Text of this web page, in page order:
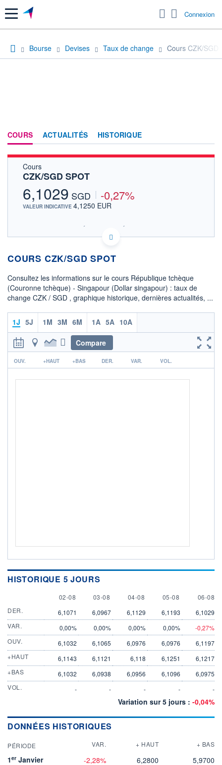
Menu Connexion
Bourse Devises Taux de change Cours CZK/SGD
COURS ACTUALITÉS HISTORIQUE
Cours
CZK/SGD SPOT
6,1029 SGD -0,27%
VALEUR INDICATIVE 4,1250 EUR
SIX - FOREX 2 DONNÉES TEMPS RÉEL
Politique d'exécution
15h29
6,10
OUVERTURE
6,1197
CLÔTURE VEILLE
6,1217 6,0975
COTATION SPÉCIFIQUE
COURS CZK/SGD SPOT
Consultez les informations sur le cours République tchèque
(Couronne tchèque) - Singapour (Dollar singapour) : taux de
change CZK / SGD , graphique historique, dernières actualités, ...
1J 5J 1M 3M 6M 1A 5A 10A
Compare
r
OUV. +HAUT +BAS DER. VAR. VOL.
HISTORIQUE 5 JOURS
2 AUGUST
02-08 3 AUGUST
03-08 4 AUGUST
04-08 5 AUGUST
05-08 6
06-08
DER.
6,1071 6,0967 6,1129 6,1193
6,1029
VAR.
0,00% 0,00% 0,00% 0,00%
-0,27%
OUV.
6,1032 6,1065 6,0976 6,0976
6,1197
+HAUT
6,1143 6,1121 6,118 6,1251
6,1217
+BAS
6,1032 6,0938 6,0956 6,1096
6,0975
VOL.
- - - - -
Variation sur 5 jours : -0,04%
DONNÉES HISTORIQUES
PÉRIODE VAR. + HAUT + BAS
1er Janvier -2,28% 6,2800
5,9700